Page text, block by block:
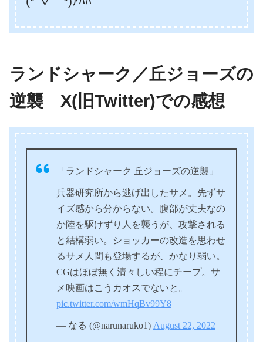
ランドシャーク／丘ジョーズの
逆襲 X(旧Twitter)での感想
「ランドシャーク 丘ジョーズの逆襲」
兵器研究所から逃げ出したサメ。先ずサ
イズ感から分からない。腹部が丈夫なの
か陸を駆けずり人を襲うが、攻撃される
と結構弱い。ショッカーの改造を思わせ
るサメ人間も登場するが、かなり弱い。
CGはほぼ無く清々しい程にチープ。サ
メ映画はこうカオスでないと。
pic.twitter.com/wmHqBv99Y8
— なる (@narunaruko1) August 22, 2022